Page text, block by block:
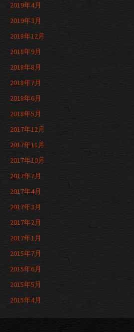
2019年4月
2019年3月
2018年12月
2018年9月
2018年8月
2018年7月
2018年6月
2018年5月
2017年12月
2017年11月
2017年10月
2017年7月
2017年4月
2017年3月
2017年2月
2017年1月
2015年7月
2015年6月
2015年5月
2015年4月